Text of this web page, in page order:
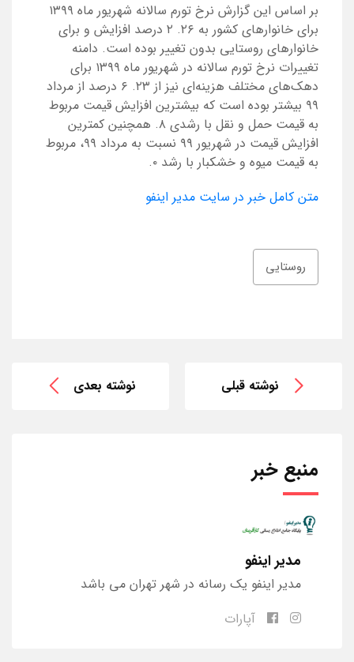
بر اساس این گزارش نرخ تورم سالانه شهریور ماه ۱۳۹۹
برای خانوارهای کشور به ۲۶. ۲ درصد افزایش و برای
خانوارهای روستایی بدون تغییر بوده است. دامنه
تغییرات نرخ تورم سالانه در شهریور ماه ۱۳۹۹ برای
دهک‌های مختلف هزینه‌ای نیز از ۲۳. ۶ درصد از مرداد
۹۹ بیشتر بوده است که بیشترین افزایش قیمت مربوط
به قیمت حمل و نقل با رشدی ۸. همچنین کمترین
افزایش قیمت در شهریور ۹۹ نسبت به مرداد ۹۹، مربوط
به قیمت میوه و خشکبار با رشد ۰.
متن کامل خبر در سایت مدیر اینفو
روستایی
نوشته قبلی نوشته بعدی
منبع خبر
مدیر اینفو
مدیر اینفو یک رسانه در شهر تهران می باشد
آپارات